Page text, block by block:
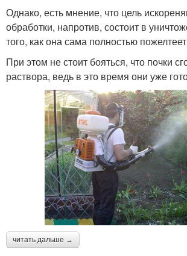
Однако, есть мнение, что цель
обработки, напротив, состоит в
того, как она сама полностью
При этом не стоит бояться, что почки
раствора, ведь в это время они уже
читать дальше →